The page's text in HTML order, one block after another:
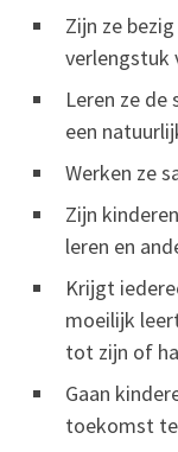
Zijn ze
verlengstuk
Leren ze
een
Werken ze
Zijn
leren en
Krijgt
moeilijk
tot zijn of
Gaan
toekomst